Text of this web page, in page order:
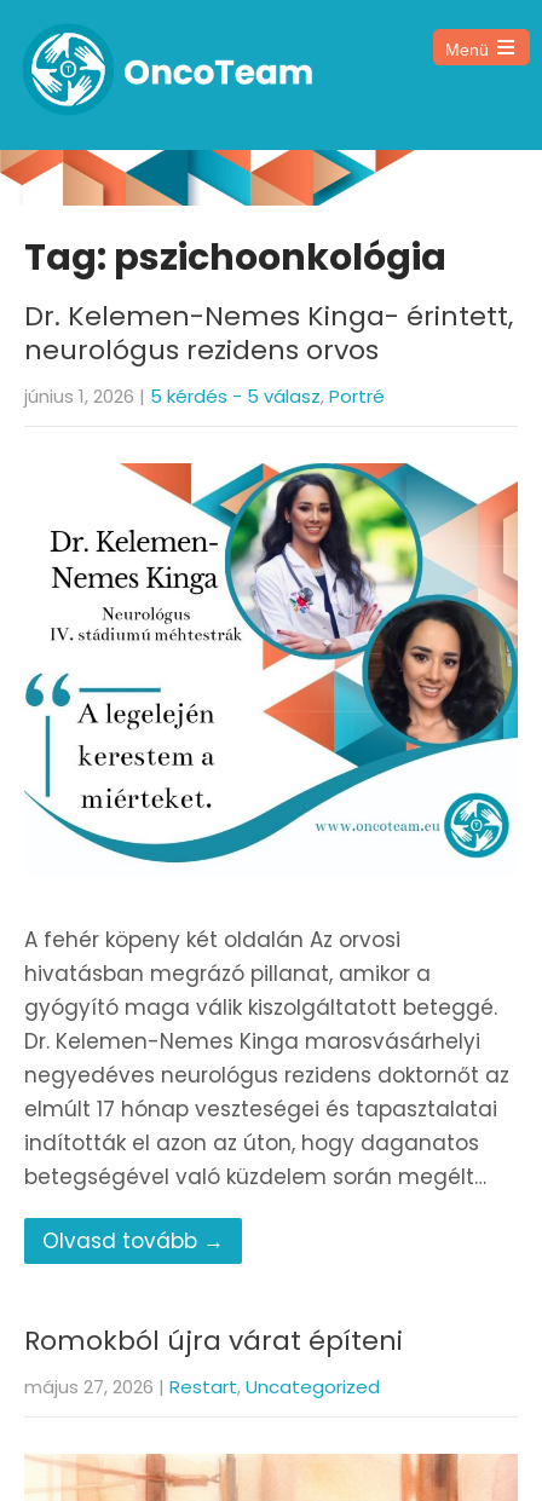
Menü
Tag: pszichoonkológia
Dr. Kelemen-Nemes Kinga- érintett,
neurológus rezidens orvos
június 1, 2026 | 5 kérdés - 5 válasz,Portré
A fehér köpeny két oldalán Az orvosi
hivatásban megrázó pillanat, amikor a
gyógyító maga válik kiszolgáltatott beteggé.
Dr. Kelemen-Nemes Kinga marosvásárhelyi
negyedéves neurológus rezidens doktornőt az
elmúlt 17 hónap veszteségei és tapasztalatai
indították el azon az úton, hogy daganatos
betegségével való küzdelem során megélt…
Olvasd tovább →
Romokból újra várat építeni
május 27, 2026 | Restart,Uncategorized